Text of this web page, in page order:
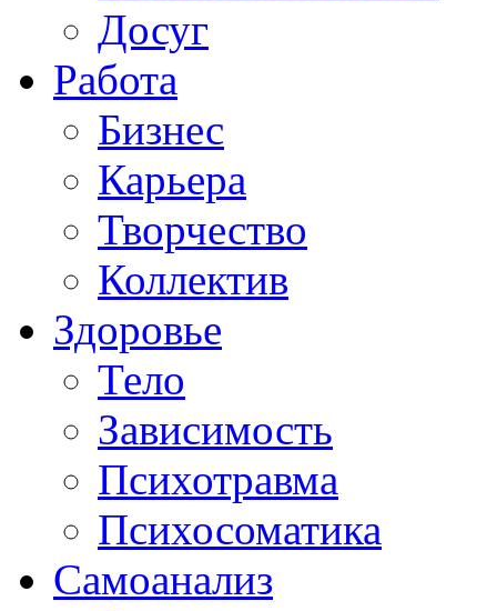
Досуг
Работа
Бизнес
Карьера
Творчество
Коллектив
Здоровье
Тело
Зависимость
Психотравма
Психосоматика
Самоанализ